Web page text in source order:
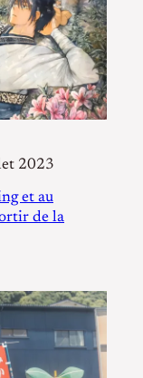
2023
et au
de la